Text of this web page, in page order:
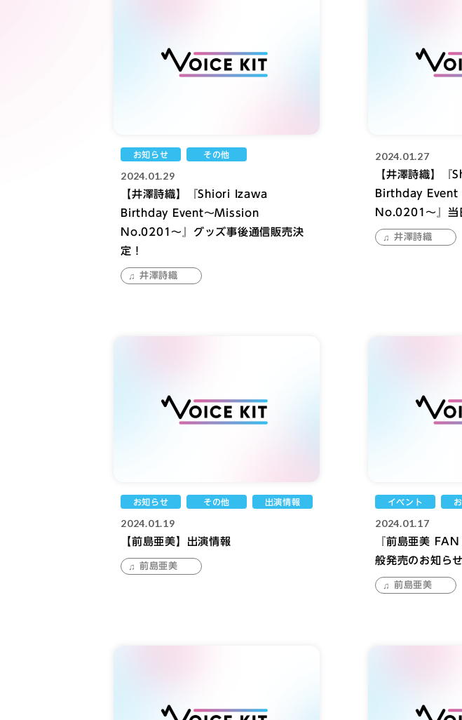
お知らせ その他
2024.01.29
【井澤詩織】『Shiori Izawa
Birthday Event〜Mission
No.0201〜』グッズ事後通信販売決
定！
井澤詩織
2024.01.27
【井澤詩織】
Birthday Event
No.0201〜』当
井澤詩織
お知らせ その他 出演情報
2024.01.19
【前島亜美】出演情報
前島亜美
イベント
2024.01.17
『前島亜美
般発売のお知らせ
前島亜美